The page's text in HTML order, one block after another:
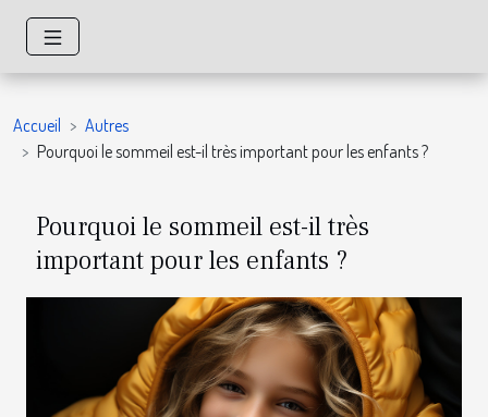
Accueil
Autres
Pourquoi le sommeil est-il très important pour les enfants ?
Pourquoi le sommeil est-il très
important pour les enfants ?